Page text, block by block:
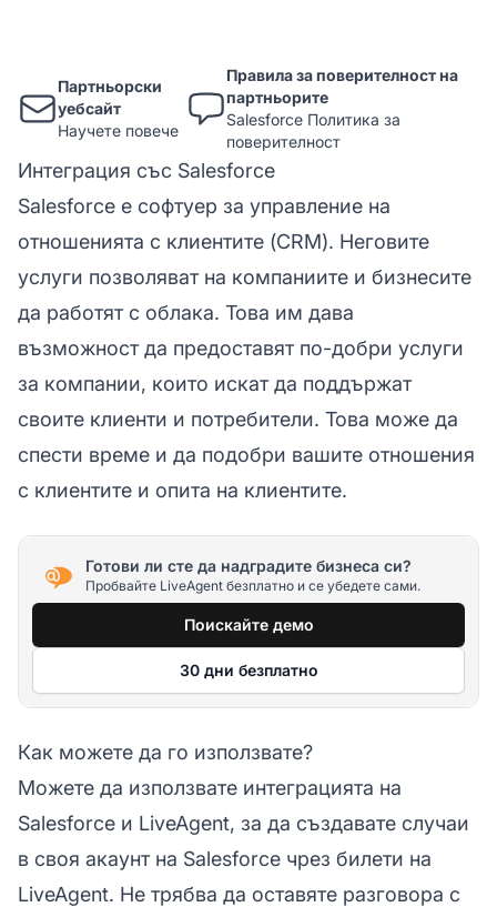
Партньорски
уебсайт
Научете повече
Правила за поверителност на
партньорите
Salesforce Политика за
поверителност
Интеграция със Salesforce
Salesforce е софтуер за управление на
отношенията с клиентите (CRM). Неговите
услуги позволяват на компаниите и бизнесите
да работят с облака. Това им дава
възможност да предоставят по-добри услуги
за компании, които искат да поддържат
своите клиенти и потребители. Това може да
спести време и да подобри вашите отношения
с клиентите и опита на клиентите.
Готови ли сте да надградите бизнеса си?
Пробвайте LiveAgent безплатно и се убедете сами.
Поискайте демо
30 дни безплатно
Как можете да го използвате?
Можете да използвате интеграцията на
Salesforce и LiveAgent, за да създавате случаи
в своя акаунт на Salesforce чрез билети на
LiveAgent. Не трябва да оставяте разговора с